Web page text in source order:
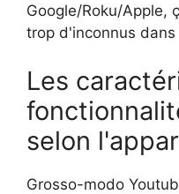
Google/Roku/Apple,
trop d'inconnus
Les
selon
Grosso-modo